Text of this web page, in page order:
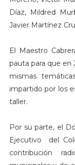
Díaz, Mildred
Javier Martínez
El Maestro
pauta para que en
mismas
impartido por los
taller.
Por su parte, el
Ejecutivo del
contribución